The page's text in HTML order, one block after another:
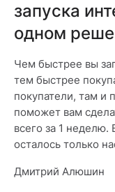
запуска
одном
Чем быстрее вы
тем быстрее
покупатели, там
поможет вам
всего за 1
осталось только
Дмитрий Алюшин